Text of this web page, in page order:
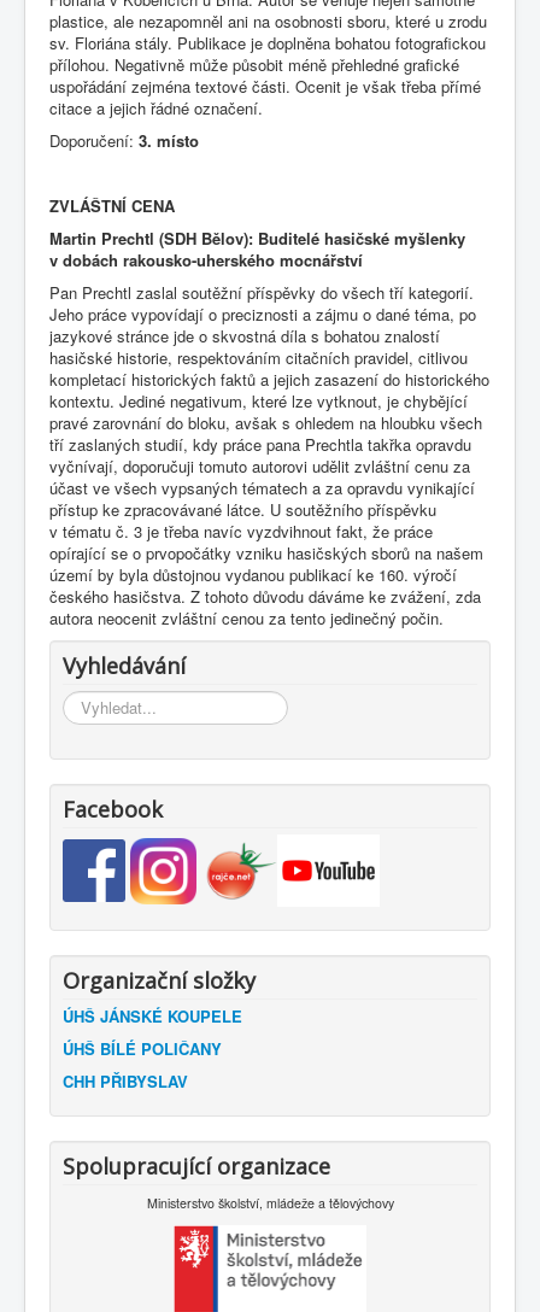
plastice, ale nezapomněl ani na osobnosti sboru, které u zrodu
sv. Floriána stály. Publikace je doplněna bohatou fotografickou
přílohou. Negativně může působit méně přehledné grafické
uspořádání zejména textové části. Ocenit je však třeba přímé
citace a jejich řádné označení.
Doporučení: 3. místo
ZVLÁŠTNÍ CENA
Martin Prechtl (SDH Bělov): Buditelé hasičské myšlenky
v dobách rakousko-uherského mocnářství
Pan Prechtl zaslal soutěžní příspěvky do všech tří kategorií.
Jeho práce vypovídají o preciznosti a zájmu o dané téma, po
jazykové stránce jde o skvostná díla s bohatou znalostí
hasičské historie, respektováním citačních pravidel, citlivou
kompletací historických faktů a jejich zasazení do historického
kontextu. Jediné negativum, které lze vytknout, je chybějící
pravé zarovnání do bloku, avšak s ohledem na hloubku všech
tří zaslaných studií, kdy práce pana Prechtla takřka opravdu
vyčnívají, doporučuji tomuto autorovi udělit zvláštní cenu za
účast ve všech vypsaných tématech a za opravdu vynikající
přístup ke zpracovávané látce. U soutěžního příspěvku
v tématu č. 3 je třeba navíc vyzdvihnout fakt, že práce
opírající se o prvopočátky vzniku hasičských sborů na našem
území by byla důstojnou vydanou publikací ke 160. výročí
českého hasičstva. Z tohoto důvodu dáváme ke zvážení, zda
autora neocenit zvláštní cenou za tento jedinečný počin.
Vyhledávání
Vyhledávání...
Facebook
Organizační složky
ÚHŠ JÁNSKÉ KOUPELE
ÚHŠ BÍLÉ POLIČANY
CHH PŘIBYSLAV
Spolupracující organizace
Ministerstvo školství, mládeže a tělovýchovy